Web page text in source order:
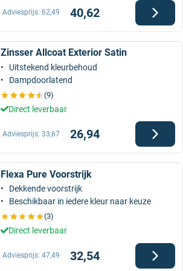
40,62
Adviesprijs: 62,49
Zinsser Allcoat Exterior Satin
Uitstekend kleurbehoud
Dampdoorlatend
(9)
Direct leverbaar
26,94
Adviesprijs: 33,67
Flexa Pure Voorstrijk
Dekkende voorstrijk
Beschikbaar in iedere kleur naar keuze
(3)
Direct leverbaar
32,54
Adviesprijs: 47,49